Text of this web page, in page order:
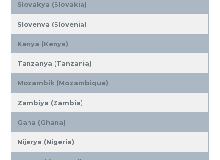
Slovakya (Slovakia)
Slovenya (Slovenia)
Kenya (Kenya)
Tanzanya (Tanzania)
Mozambik (Mozambique)
Zambiya (Zambia)
Gana (Ghana)
Nijerya (Nigeria)